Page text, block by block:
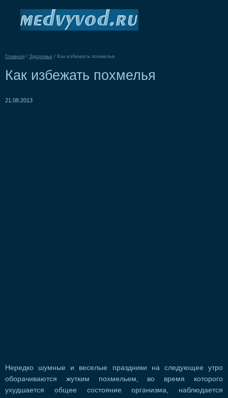
Главная / Здоровье / Как избежать похмелья
Как избежать похмелья
21.08.2013
Нередко шумные и веселые праздники на следующее утро
оборачиваются жутким похмельем, во время которого
ухудшается общее состояние организма, наблюдается